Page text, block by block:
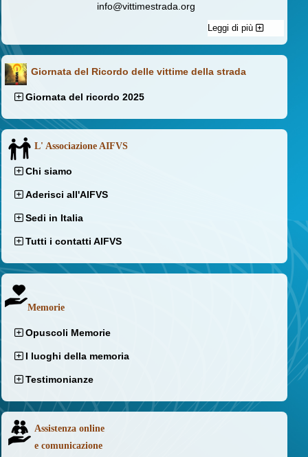
info@vittimestrada.org
Leggi di più
Giornata del Ricordo delle vittime della strada
Giornata del ricordo 2025
L' Associazione AIFVS
Chi siamo
Aderisci all'AIFVS
Sedi in Italia
Tutti i contatti AIFVS
Memorie
Opuscoli Memorie
I luoghi della memoria
Testimonianze
Assistenza online
e comunicazione